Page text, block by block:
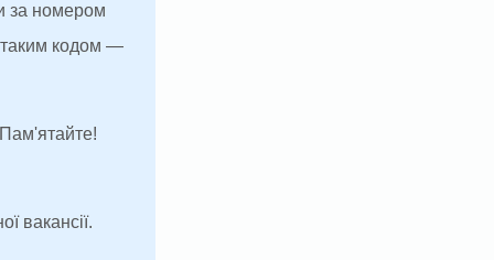
за номером
таким кодом —
вакансії.